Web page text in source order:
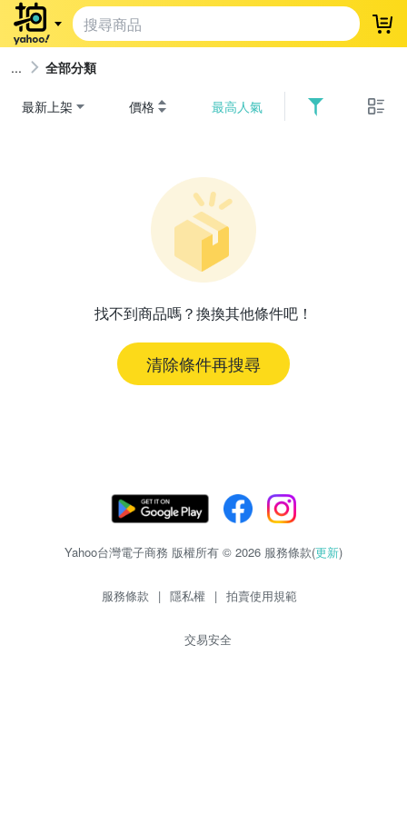
登
全部分類
最新上架 價格 最高人氣
找不到商品嗎？換換其他條件吧！
清除條件再搜尋
Yahoo台灣電子商務 版權所有 © 2026 服務條款(更新)
服務條款 | 隱私權 | 拍賣使用規範
交易安全